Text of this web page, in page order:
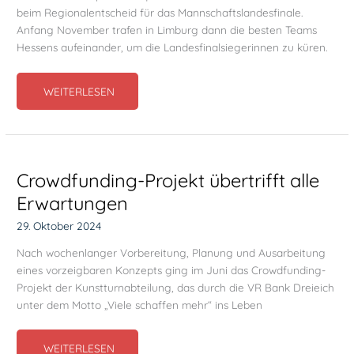
beim Regionalentscheid für das Mannschaftslandesfinale.
Anfang November trafen in Limburg dann die besten Teams
Hessens aufeinander, um die Landesfinalsiegerinnen zu küren.
ZWEI
BEIM
LANDESFINALE
WEITERLESEN
Crowdfunding-Projekt übertrifft alle
Erwartungen
29. Oktober 2024
Nach wochenlanger Vorbereitung, Planung und Ausarbeitung
eines vorzeigbaren Konzepts ging im Juni das Crowdfunding-
Projekt der Kunstturnabteilung, das durch die VR Bank Dreieich
unter dem Motto „Viele schaffen mehr“ ins Leben
CROWDFUNDING-
WEITERLESEN